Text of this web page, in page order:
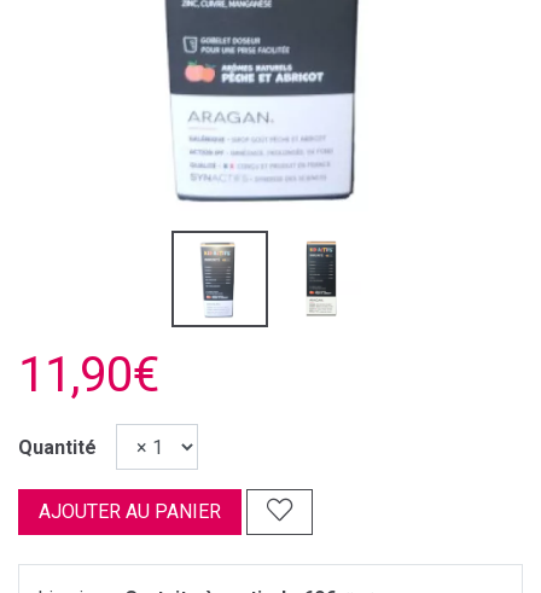
11,90€
Quantité
AJOUTER AU PANIER